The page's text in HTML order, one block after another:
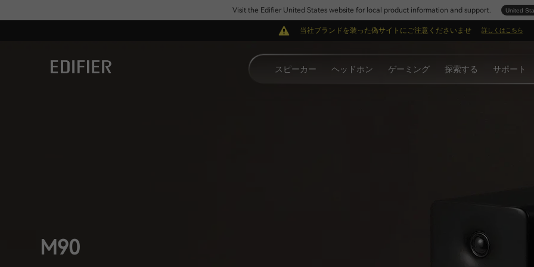
Visit the Edifier United States website for local product information and support. United
当社ブランドを装った偽サイトにご注意くださいませ 詳しくはこちら
スピーカー ヘッドホン ゲーミング 探索する サポート
M90